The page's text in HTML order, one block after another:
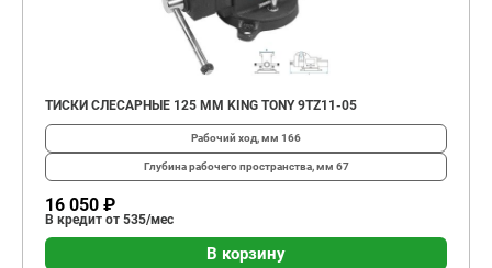
ТИСКИ СЛЕСАРНЫЕ 125 ММ KING TONY 9TZ11-05
Рабочий ход, мм 166
Глубина рабо­чего простран­ства, мм 67
16 050 ₽
В кредит от 535/мес
В корзину